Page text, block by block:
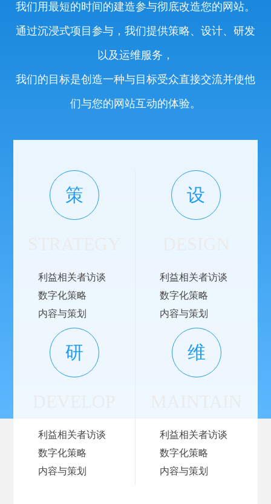
我们用最短的时间的建造参与彻底改造您的网站。
通过沉浸式项目参与，我们提供策略、设计、研发
以及运维服务，
我们的目标是创造一种与目标受众直接交流并使他
们与您的网站互动的体验。
策
利益相关者访谈
数字化策略
内容与策划
设
利益相关者访谈
数字化策略
内容与策划
研
利益相关者访谈
数字化策略
内容与策划
维
利益相关者访谈
数字化策略
内容与策划